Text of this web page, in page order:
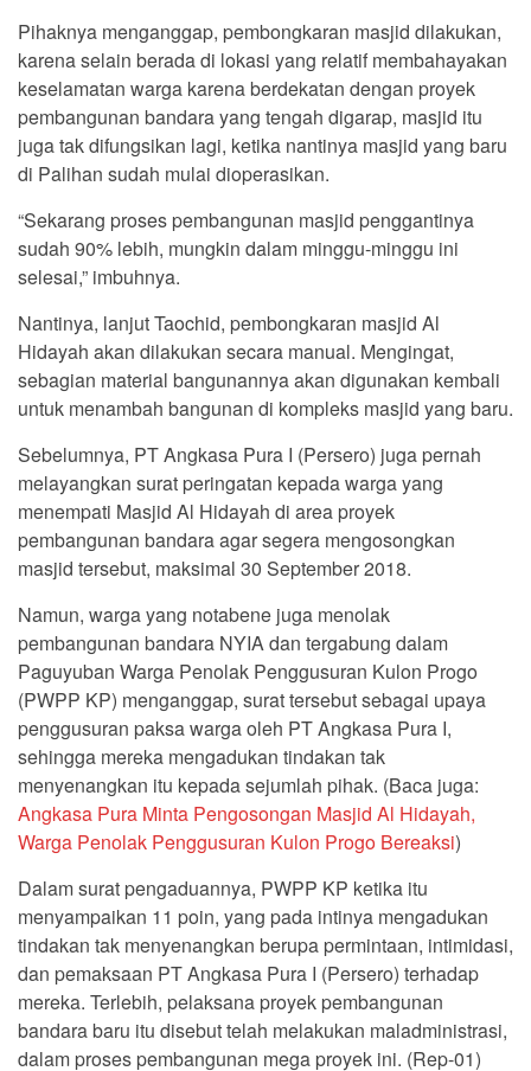
Pihaknya menganggap, pembongkaran masjid dilakukan,
karena selain berada di lokasi yang relatif membahayakan
keselamatan warga karena berdekatan dengan proyek
pembangunan bandara yang tengah digarap, masjid itu
juga tak difungsikan lagi, ketika nantinya masjid yang baru
di Palihan sudah mulai dioperasikan.
“Sekarang proses pembangunan masjid penggantinya
sudah 90% lebih, mungkin dalam minggu-minggu ini
selesai,” imbuhnya.
Nantinya, lanjut Taochid, pembongkaran masjid Al
Hidayah akan dilakukan secara manual. Mengingat,
sebagian material bangunannya akan digunakan kembali
untuk menambah bangunan di kompleks masjid yang baru.
Sebelumnya, PT Angkasa Pura I (Persero) juga pernah
melayangkan surat peringatan kepada warga yang
menempati Masjid Al Hidayah di area proyek
pembangunan bandara agar segera mengosongkan
masjid tersebut, maksimal 30 September 2018.
Namun, warga yang notabene juga menolak
pembangunan bandara NYIA dan tergabung dalam
Paguyuban Warga Penolak Penggusuran Kulon Progo
(PWPP KP) menganggap, surat tersebut sebagai upaya
penggusuran paksa warga oleh PT Angkasa Pura I,
sehingga mereka mengadukan tindakan tak
menyenangkan itu kepada sejumlah pihak. (Baca juga:
Angkasa Pura Minta Pengosongan Masjid Al Hidayah,
Warga Penolak Penggusuran Kulon Progo Bereaksi)
Dalam surat pengaduannya, PWPP KP ketika itu
menyampaikan 11 poin, yang pada intinya mengadukan
tindakan tak menyenangkan berupa permintaan, intimidasi,
dan pemaksaan PT Angkasa Pura I (Persero) terhadap
mereka. Terlebih, pelaksana proyek pembangunan
bandara baru itu disebut telah melakukan maladministrasi,
dalam proses pembangunan mega proyek ini. (Rep-01)